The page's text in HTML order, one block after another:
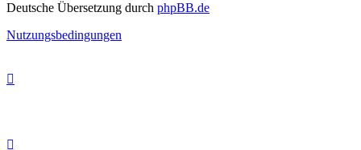
Deutsche Übersetzung durch phpBB.de
Nutzungsbedingungen